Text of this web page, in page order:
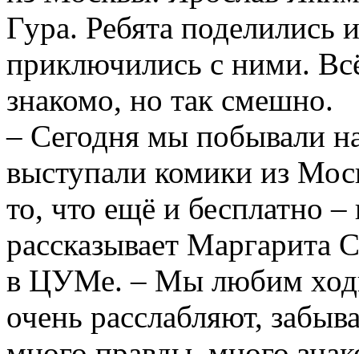
Гура. Ребята поделились
приключились с ними.
знакомо, но так смешно.
– Сегодня мы побывали
выступали комики из
то, что ещё и бесплатно
рассказывает Маргарита
в ЦУМе. – Мы любим
очень расслабляют,